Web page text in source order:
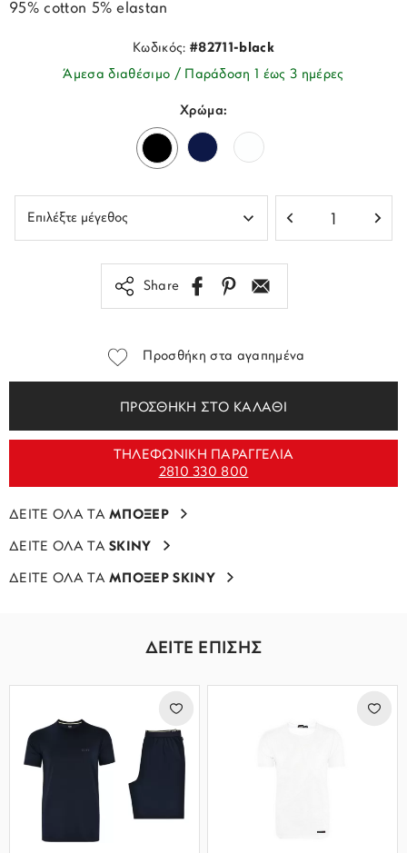
95% cotton 5% elastan
Κωδικός:#82711-black
Άμεσα διαθέσιμο / Παράδοση 1 έως 3 ημέρες
Χρώμα:
Share
Προσθήκη στα αγαπημένα
ΠΡΟΣΘΗΚΗ ΣΤΟ ΚΑΛΑΘΙ
ΤΗΛΕΦΩΝΙΚΗ ΠΑΡΑΓΓΕΛΙΑ
2810 330 800
ΔΕΙΤΕ ΟΛΑ ΤΑΜΠΟΞΕΡ
ΔΕΙΤΕ ΟΛΑ ΤΑSKINY
ΔΕΙΤΕ ΟΛΑ ΤΑΜΠΟΞΕΡ SKINY
ΔΕΙΤΕ ΕΠΙΣΗΣ